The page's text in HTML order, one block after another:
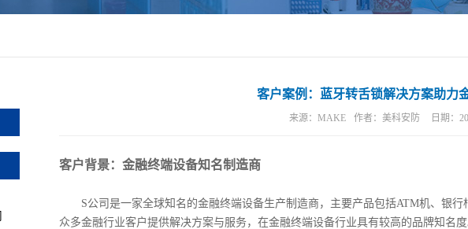
办公家具锁
客户案例：蓝牙转舌锁解决方案助力
来源： MAKE 作者： 美科安防 日期：
客户背景：金融终端设备知名制造商
S公司是一家全球知名的金融终端设备生产制造商，主要产品包括ATM机、银行
众多金融行业客户提供解决方案与服务，在金融终端设备行业具有较高的品牌知名